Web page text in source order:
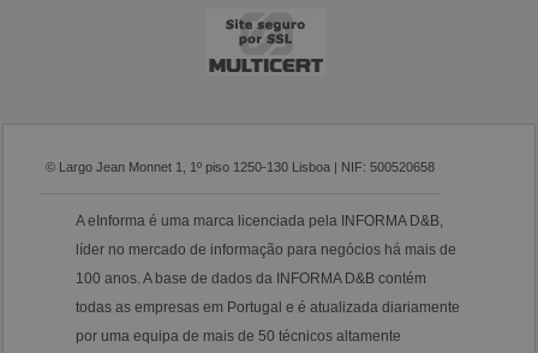
© Largo Jean Monnet 1, 1º piso 1250-130 Lisboa | NIF: 500520658
A eInforma é uma marca licenciada pela INFORMA D&B,
líder no mercado de informação para negócios há mais de
100 anos. A base de dados da INFORMA D&B contém
todas as empresas em Portugal e é atualizada diariamente
por uma equipa de mais de 50 técnicos altamente